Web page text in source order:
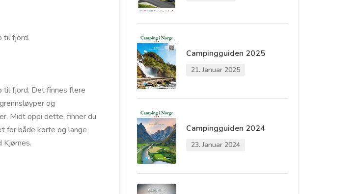
til fjord.
til fjord. Det finnes flere
og
Midt oppi dette, finner du
for både korte og lange
Kjørnes.
Campingguiden 2025
21. Januar 2025
Campingguiden 2024
23. Januar 2024